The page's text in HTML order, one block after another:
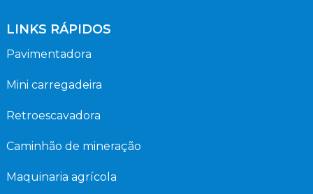
LINKS RÁPIDOS
Pavimentadora
Mini carregadeira
Retroescavadora
Caminhão de mineração
Maquinaria agrícola